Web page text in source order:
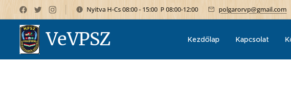
Nyitva H-Cs 08:00 - 15:00 P 08:00-12:00 polgarorvp@gmail.com
VeVPSZ Kezdőlap Kapcsolat